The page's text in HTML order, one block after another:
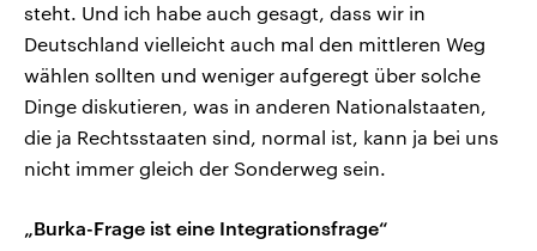
steht. Und ich habe auch gesagt, dass wir in
Deutschland vielleicht auch mal den mittleren Weg
wählen sollten und weniger aufgeregt über solche
Dinge diskutieren, was in anderen Nationalstaaten,
die ja Rechtsstaaten sind, normal ist, kann ja bei uns
nicht immer gleich der Sonderweg sein.
„Burka-Frage ist eine Integrationsfrage“